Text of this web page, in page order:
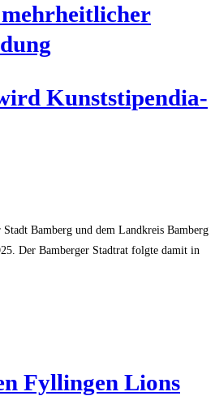
Kunst­sti­pen­dia­
Bamberg und dem Landkreis Bamberg
Der Bamberger Stadtrat folgte damit in
Fyl­lin­gen Lions